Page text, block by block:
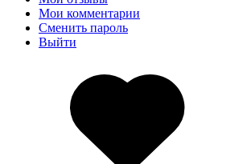
Мои комментарии
Сменить пароль
Выйти